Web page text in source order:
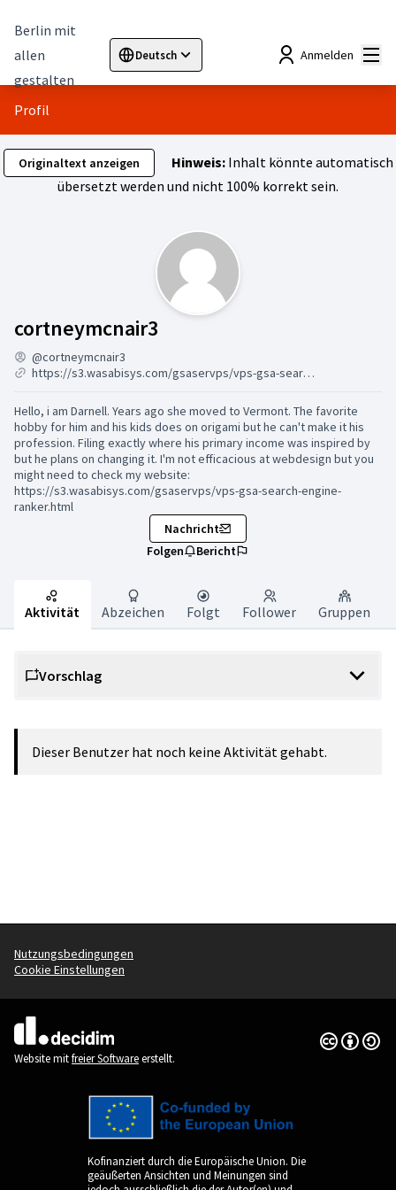
Berlin mit
allen
gestalten
Deutsch
Sprache wählen Choose languageElegir el idioma
Anmelden
Profil
Originaltext anzeigen Hinweis:Inhalt könnte automatisch
übersetzt werden und nicht 100% korrekt sein.
cortneymcnair3
@cortneymcnair3
https://s3.wasabisys.com/gsaservps/vps-gsa-search-engine-ranker.html
Hello, i am Darnell. Years ago she moved to Vermont. The favorite
hobby for him and his kids does on origami but he can't make it his
profession. Filing exactly where his primary income was inspired by
but he plans on changing it. I'm not efficacious at webdesign but you
might need to check my website:
https://s3.wasabisys.com/gsaservps/vps-gsa-search-engine-
ranker.html
Nachricht
Folgen
Bericht
Aktivität Abzeichen Folgt Follower Gruppen
Vorschlag
Dieser Benutzer hat noch keine Aktivität gehabt.
Nutzungsbedingungen
Cookie Einstellungen
(Externer Link)
Website mitfreier Softwareerstellt.
Creative
(Externer
Kofinanziert durch die Europäische Union. Die
geäußerten Ansichten und Meinungen sind